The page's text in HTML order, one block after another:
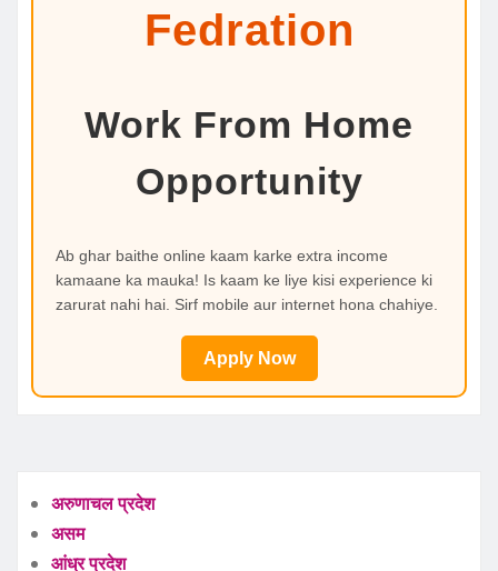
Fedration
Work From Home
Opportunity
Ab ghar baithe online kaam karke extra income
kamaane ka mauka! Is kaam ke liye kisi experience ki
zarurat nahi hai. Sirf mobile aur internet hona chahiye.
Apply Now
अरुणाचल प्रदेश
असम
आंध्र प्रदेश